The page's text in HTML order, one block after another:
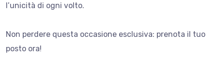
l’unicità di ogni volto.
Non perdere questa occasione esclusiva: prenota il tuo
posto ora!